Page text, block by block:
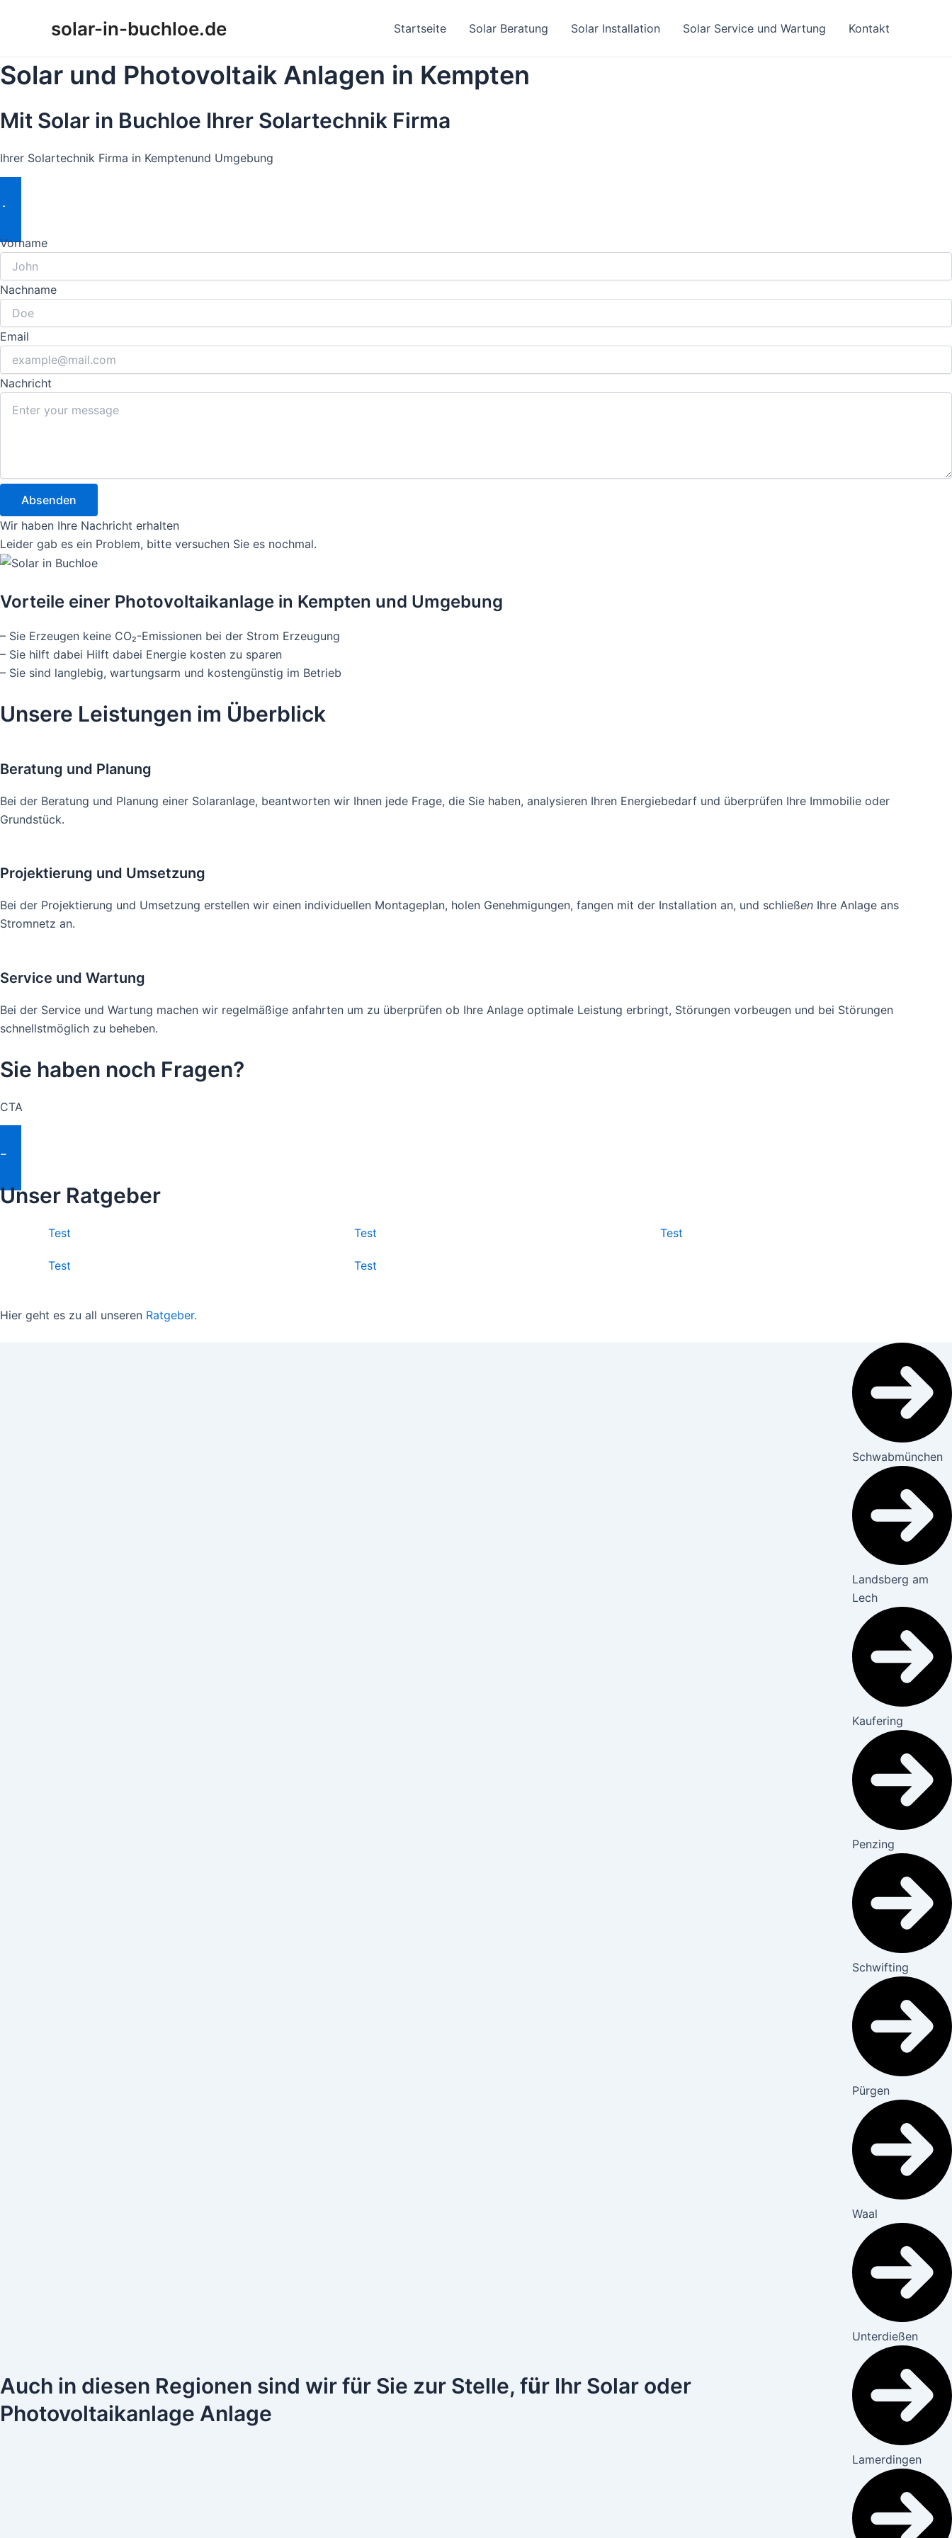
solar-in-buchloe.de Startseite Solar Beratung Solar Installation Solar Service und Wartung Kontakt
Solar und Photovoltaik Anlagen in Kempten
Mit Solar in Buchloe Ihrer Solartechnik Firma
Ihrer Solartechnik Firma in Kemptenund Umgebung
Angebot Anfordern
Vorname
Nachname
Email
Nachricht
Absenden
Wir haben Ihre Nachricht erhalten
Leider gab es ein Problem, bitte versuchen Sie es nochmal.
Vorteile einer Photovoltaikanlage in Kempten und Umgebung
– Sie Erzeugen keine CO₂-Emissionen bei der Strom Erzeugung
– Sie hilft dabei Hilft dabei Energie kosten zu sparen
– Sie sind langlebig, wartungsarm und kostengünstig im Betrieb
Unsere Leistungen im Überblick
Beratung und Planung
Bei der Beratung und Planung einer Solaranlage, beantworten wir Ihnen jede Frage, die Sie haben, analysieren Ihren Energiebedarf und überprüfen Ihre Immobilie oder
Grundstück.
Projektierung und Umsetzung
Bei der Projektierung und Umsetzung erstellen wir einen individuellen Montageplan, holen Genehmigungen, fangen mit der Installation an, und schließen Ihre Anlage ans
Stromnetz an.
Service und Wartung
Bei der Service und Wartung machen wir regelmäßige anfahrten um zu überprüfen ob Ihre Anlage optimale Leistung erbringt, Störungen vorbeugen und bei Störungen
schnellstmöglich zu beheben.
Sie haben noch Fragen?
CTA
Fragen Stellen
Unser Ratgeber
Test Test Test
Test Test
Hier geht es zu all unseren Ratgeber.
Auch in diesen Regionen sind wir für Sie zur Stelle, für Ihr Solar oder
Photovoltaikanlage Anlage
Schwabmünchen
Landsberg am
Lech
Kaufering
Penzing
Schwifting
Pürgen
Waal
Unterdießen
Lamerdingen